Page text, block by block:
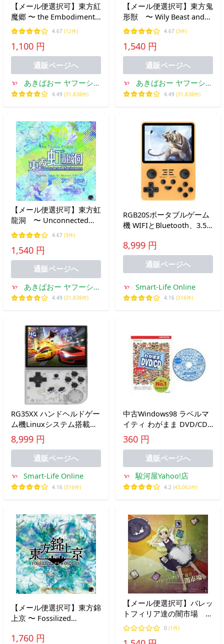
【メール便選択可】東方紅
魔郷 〜 the Embodiment
of Scarlet Devil 【上海ア
リス幻樂団】
4.67 (12件)
1,100 円
通販ページへ
あきばおー ヤフーショ
ップ
4.49 (31,838件)
【メール便選択可】東方鬼
形獣 〜 Wily Beast and
Weakest Creature. 【上海
アリス幻樂団】
4.67 (3件)
1,540 円
通販ページへ
あきばおー ヤフーショ
ップ
4.49 (31,838件)
【メール便選択可】東方虹
龍洞 〜 Unconnected
Marketeers. 【上海アリス
幻樂団】
4.67 (3件)
1,540 円
通販ページへ
あきばおー ヤフーショ
ップ
4.49 (31,838件)
RGB20Sポータブルゲーム
機 WIFIとBluetooth、3.5
20000内蔵ゲーム、
S1/PSP/GBA/GBC/BIN/FC/MD
16G + 128G、レトロゲー
8,999 円
通販ページへ
Smart-Life Online
4.16 (316件)
RG35XX ハンドヘルドゲー
ム機Linuxシステム搭載
3.5インチIPS OCAフルスク
リーン 振動モーター 日本
語対応 64GB
8,999 円
通販ページへ
Smart-Life Online
4.16 (316件)
中古Windows98 ラベルマ
イティ わがまま DVD/CD
エーワン版
360 円
通販ページへ
駿河屋Yahoo!店
4.2 (43,062件)
【メール便選択可】東方錦
上京 〜 Fossilized
樂団】
1,760 円
【メール便選択可】バレッ
トフィリア達の闇市場 〜
100th Black Market. 【上
海アリス幻樂団】
0 (1件)